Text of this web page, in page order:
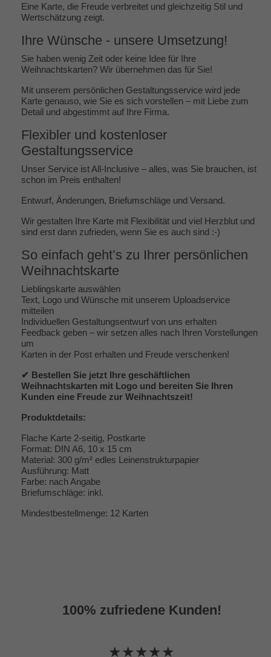
Eine Karte, die Freude verbreitet und gleichzeitig Stil und
Wertschätzung zeigt.
Ihre Wünsche - unsere Umsetzung!
Sie haben wenig Zeit oder keine Idee für Ihre
Weihnachtskarten? Wir übernehmen das für Sie!
Mit unserem persönlichen Gestaltungsservice wird jede
Karte genauso, wie Sie es sich vorstellen – mit Liebe zum
Detail und abgestimmt auf Ihre Firma.
Flexibler und kostenloser
Gestaltungsservice
Unser Service ist All-Inclusive – alles, was Sie brauchen, ist
schon im Preis enthalten!
Entwurf, Änderungen, Briefumschläge und Versand.
Wir gestalten Ihre Karte mit Flexibilität und viel Herzblut und
sind erst dann zufrieden, wenn Sie es auch sind :-)
So einfach geht’s zu Ihrer persönlichen
Weihnachtskarte
Lieblingskarte auswählen
Text, Logo und Wünsche mit unserem Uploadservice
mitteilen
Individuellen Gestaltungsentwurf von uns erhalten
Feedback geben – wir setzen alles nach Ihren Vorstellungen
um
Karten in der Post erhalten und Freude verschenken!
✔ Bestellen Sie jetzt Ihre geschäftlichen
Weihnachtskarten mit Logo und bereiten Sie Ihren
Kunden eine Freude zur Weihnachtszeit!
Produktdetails:
Flache Karte 2-seitig, Postkarte
Format: DIN A6, 10 x 15 cm
Material: 300 g/m² edles Leinenstrukturpapier
Ausführung: Matt
Farbe: nach Angabe
Briefumschläge: inkl.
Mindestbestellmenge: 12 Karten
100% zufriedene Kunden!
★★★★★